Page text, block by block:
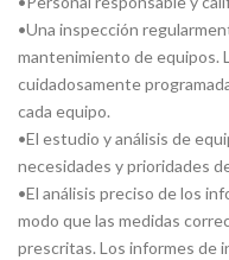
•Una inspección
mantenimiento de equipos.
cuidadosamente
cada equipo.
•El estudio y análisis de
necesidades y prioridades
•El análisis preciso de los
modo que las medidas
prescritas. Los informes de